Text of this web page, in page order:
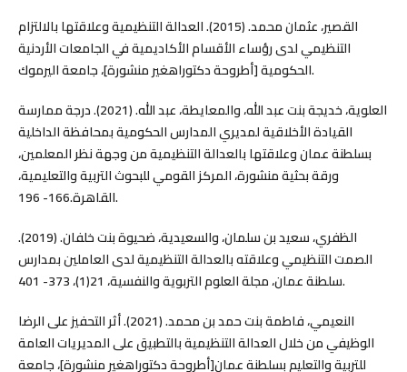
القصير، عثمان محمد. (2015). العدالة التنظيمية وعلاقتها بالالتزام
التنظيمي لدى رؤساء الأقسام الأكاديمية في الجامعات الأردنية
الحكومية [أطروحة دكتوراهغير منشورة]، جامعة اليرموك.
العلوية، خديجة بنت عبد الله، والمعايطة، عبد الله. (2021). درجة ممارسة
القيادة الأخلاقية لمديري المدارس الحكومية بمحافظة الداخلية
بسلطنة عمان وعلاقتها بالعدالة التنظيمية من وجهة نظر المعلمين،
ورقة بحثية منشورة، المركز القومي للبحوث التربية والتعليمية،
القاهرة.166- 196.
الظفري، سعيد بن سلمان، والسعيدية، ضحيوة بنت خلفان. (2019).
الصمت التنظيمي وعلاقته بالعدالة التنظيمية لدى العاملين بمدارس
سلطنة عمان، مجلة العلوم التربوية والنفسية، 21(1)، 373- 401.
النعيمي، فاطمة بنت حمد بن محمد. (2021). أثر التحفيز على الرضا
الوظيفي من خلال العدالة التنظيمية بالتطبيق على المديريات العامة
للتربية والتعليم بسلطنة عمان[أطروحة دكتوراهغير منشورة]، جامعة